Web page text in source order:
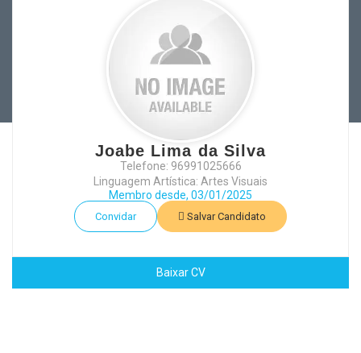
Joabe Lima da Silva
Telefone: 96991025666
Linguagem Artística: Artes Visuais
Membro desde, 03/01/2025
Convidar Salvar Candidato
Baixar CV